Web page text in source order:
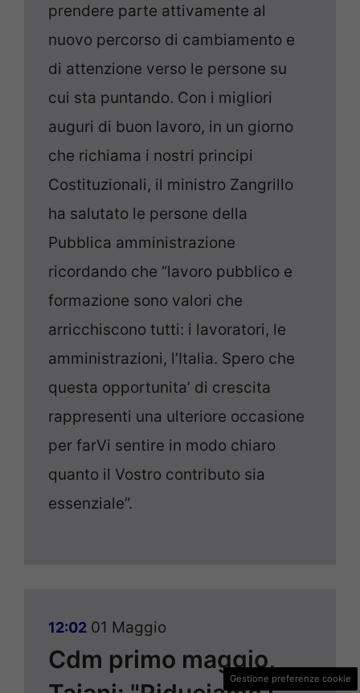
prendere parte attivamente al
nuovo percorso di cambiamento e
di attenzione verso le persone su
cui sta puntando. Con i migliori
auguri di buon lavoro, in un giorno
che richiama i nostri principi
Costituzionali, il ministro Zangrillo
ha salutato le persone della
Pubblica amministrazione
ricordando che “lavoro pubblico e
formazione sono valori che
arricchiscono tutti: i lavoratori, le
amministrazioni, l’Italia. Spero che
questa opportunita’ di crescita
rappresenti una ulteriore occasione
per farVi sentire in modo chiaro
quanto il Vostro contributo sia
essenziale”.
12:02 01 Maggio
Cdm primo maggio,
Gestione preferenze cookie